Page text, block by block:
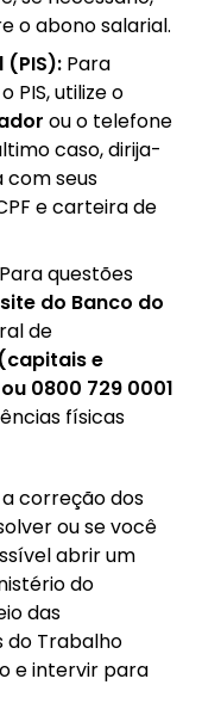
o abono salarial.
(PIS): Para
PIS, utilize o
ou o telefone
caso, dirija-
com seus
e carteira de
Para questões
site do Banco do
de
e
0800 729 0001
físicas
a correção dos
ou se você
abrir um
do
das
do Trabalho
e intervir para